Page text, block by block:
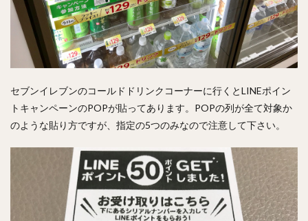
セブンイレブンのコールドドリンクコーナーに行くとLINEポイン
トキャンペーンのPOPが貼ってあります。POPの列が全て対象か
のような貼り方ですが、指定の5つのみなので注意して下さい。